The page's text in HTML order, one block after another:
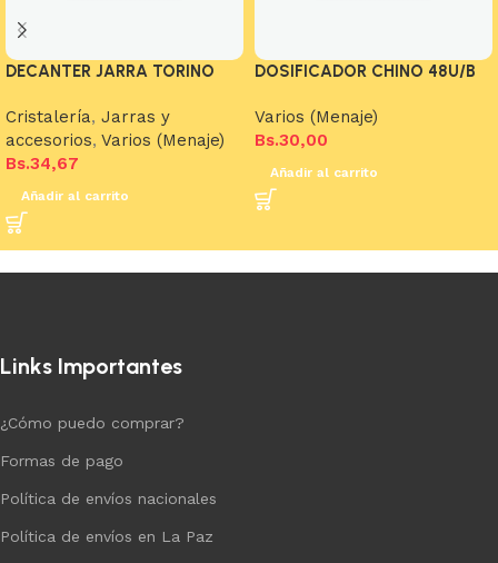
DECANTER JARRA TORINO
Cristalería, Jarras y
accesorios, Varios (Menaje)
Bs.34,67
Añadir al carrito
DOSIFICADOR CHINO 48U/B
Varios (Menaje)
Bs.30,00
Añadir al carrito
Links Importantes
¿Cómo puedo comprar?
Formas de pago
Política de envíos nacionales
Política de envíos en La Paz